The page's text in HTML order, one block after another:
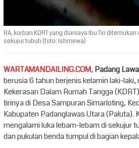
RA, korban KDRT yang dianiaya Ibu Tiri
sekujur tubuh (foto: Istimewa)
WARTAMANDAILING.COM, Padang
berusia 6 tahun berjenis kelamin laki-laki,
Kekerasan Dalam Rumah Tangga
tirinya di Desa Sampuran Simarloting,
Kabupaten Padanglawas Utara (Paluta).
mengalami luka lebam-lebam di sekujur
dan pukulan benda tumpul di bagian